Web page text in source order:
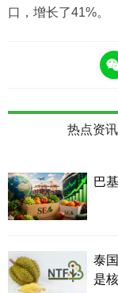
口，增长了41%。
热点资讯
巴
泰
是